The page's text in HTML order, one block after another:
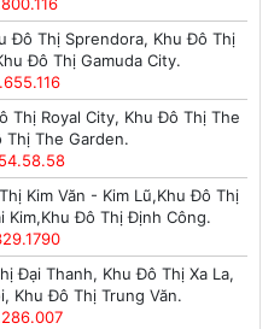
Đô Thị Sprendora, Khu Đô Thị
Đô Thị Gamuda City.
Thị Royal City, Khu Đô Thị The
Thị The Garden.
Kim Văn - Kim Lũ,Khu Đô Thị
Đô Thị Định Công.
Đại Thanh, Khu Đô Thị Xa La,
Khu Đô Thị Trung Văn.